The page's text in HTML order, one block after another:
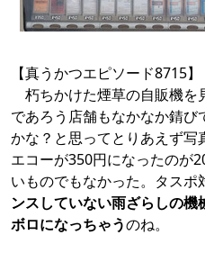
【真うかつエピソード8715】
朽ちかけた煙草の自販機を
であろう店舗もなかなか錆
かな？と思ってとりあえず写
エコーが350円になったのが
いものでもなかった。タスポ
ンスしていない雨ざらしの
ボロになっちゃうのね。